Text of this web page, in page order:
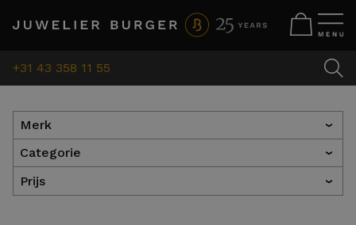
+31 43 358 11 55
Merk ›
Categorie ›
Prijs ›